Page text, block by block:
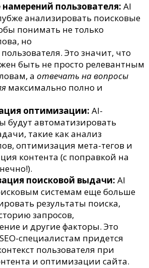
пользователя: AI
анализировать поисковые
понимать не только
но
пользователя. Это значит, что
быть не просто релевантным
а отвечать на вопросы
максимально полно и
оптимизации: AI-
будут автоматизировать
такие как анализ
оптимизация мета-тегов и
контента (с поправкой на
поисковой выдачи: AI
системам еще больше
результаты поиска,
запросов,
и другие факторы. Это
специалистам придется
пользователя при
и оптимизации сайта.